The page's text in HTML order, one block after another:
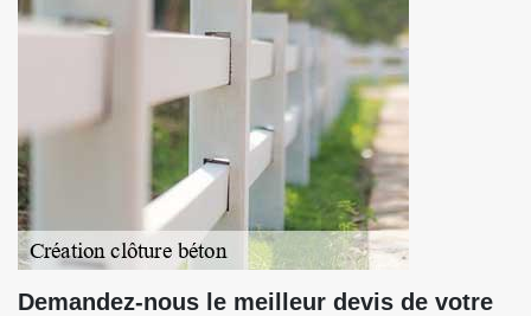
Demandez-nous le meilleur devis de votre